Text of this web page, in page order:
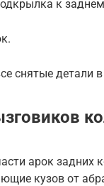
к
снятые детали
арок задних
кузов от